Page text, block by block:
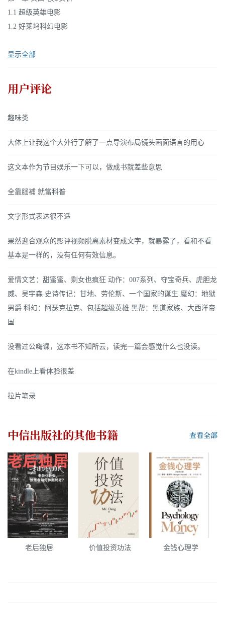
1.1 超级英雄电影
1.2 好莱坞科幻电影
显示全部
用户评论
趣味类
大体上让我这个大外行了解了一点导演布局镜头画面语言的用心
这文本作为节目娱乐一下可以，做成书就差些意思
全靠腦補 就當科普
文字形式表达很不适
果然迎合观众的影评视频脱离素材变成文字，就暴露了，看和不看
基本是一样的，没有任何有效信息。
爱情文艺：甜蜜蜜、剩女也疯狂 动作：007系列、夺宝奇兵、虎胆龙
威、吴宇森 史诗传记：甘地、劳伦斯、一个国家的诞生 魔幻：地狱
男爵 科幻：阿瑟克拉克、包括超级英雄 黑帮：黑道家族、大西洋帝
国
没看过公嗨课，这本书不知所云，读完一篇会感觉什么也没读。
在kindle上看体验很差
拉片笔录
中信出版社的其他书籍 查看全部
老后独居 价值投资功法 金钱心理学